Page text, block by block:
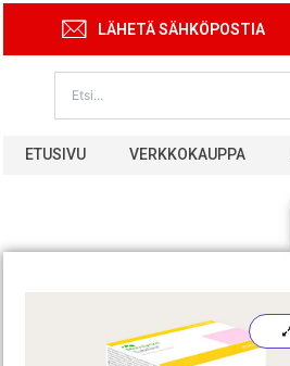
sisältöön
LÄHETÄ SÄHKÖPOSTIA
ETUSIVU VERKKOKAUPPA